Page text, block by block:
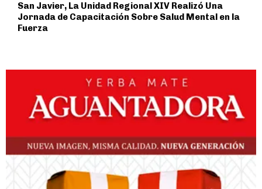
San Javier, La Unidad Regional XIV Realizó Una
Jornada de Capacitación Sobre Salud Mental en la
Fuerza